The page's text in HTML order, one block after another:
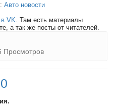
Авто новости
в VK . Там есть материалы
а так же посты от читателей.
Просмотров